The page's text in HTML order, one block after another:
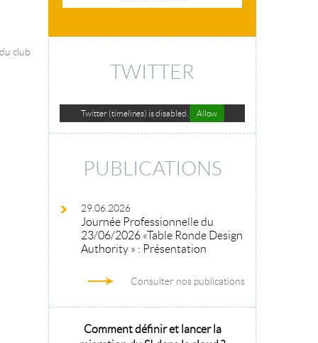
club
TWITTER
Twitter (timelines) is disabled. Allow
PUBLICATIONS
29.06.2026
Journée Professionnelle du
23/06/2026 «Table Ronde Design
Authority » : Présentation
Consulter nos publications
Comment définir et lancer la
Architecture